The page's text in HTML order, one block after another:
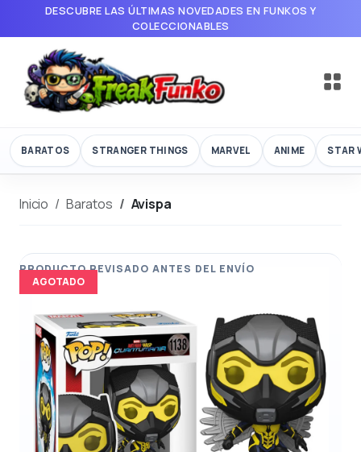
DESCUBRE LAS ÚLTIMAS NOVEDADES EN FUNKOS Y
COLECCIONABLES
BARATOS STRANGER THINGS MARVEL ANIME STAR
Inicio Baratos Avispa
AGOTADO